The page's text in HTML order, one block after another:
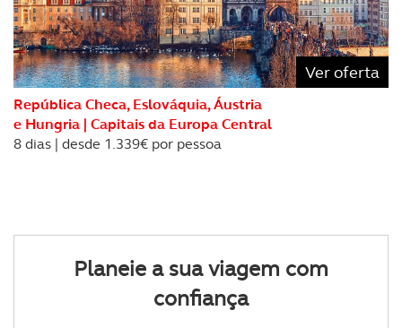
Ver oferta
República Checa, Eslováquia, Áustria
e Hungria | Capitais da Europa Central
8 dias | desde 1.339€ por pessoa
Planeie a sua viagem com
confiança